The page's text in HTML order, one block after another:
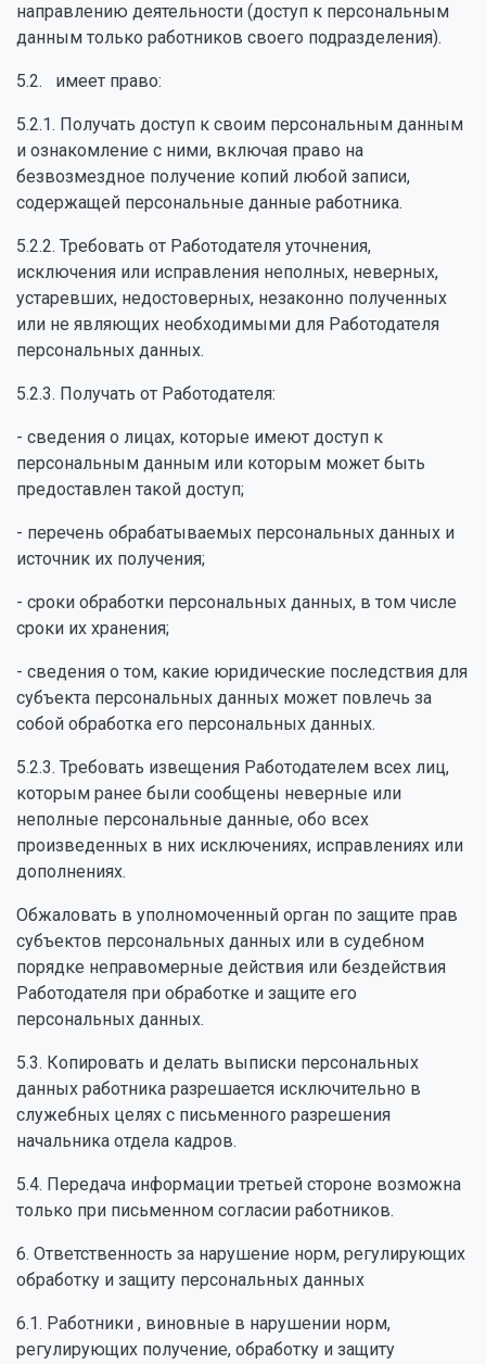
направлению деятельности (доступ к персональным
данным только работников своего подразделения).
5.2. имеет право:
5.2.1. Получать доступ к своим персональным данным
и ознакомление с ними, включая право на
безвозмездное получение копий любой записи,
содержащей персональные данные работника.
5.2.2. Требовать от Работодателя уточнения,
исключения или исправления неполных, неверных,
устаревших, недостоверных, незаконно полученных
или не являющих необходимыми для Работодателя
персональных данных.
5.2.3. Получать от Работодателя:
- сведения о лицах, которые имеют доступ к
персональным данным или которым может быть
предоставлен такой доступ;
- перечень обрабатываемых персональных данных и
источник их получения;
- сроки обработки персональных данных, в том числе
сроки их хранения;
- сведения о том, какие юридические последствия для
субъекта персональных данных может повлечь за
собой обработка его персональных данных.
5.2.3. Требовать извещения Работодателем всех лиц,
которым ранее были сообщены неверные или
неполные персональные данные, обо всех
произведенных в них исключениях, исправлениях или
дополнениях.
Обжаловать в уполномоченный орган по защите прав
субъектов персональных данных или в судебном
порядке неправомерные действия или бездействия
Работодателя при обработке и защите его
персональных данных.
5.3. Копировать и делать выписки персональных
данных работника разрешается исключительно в
служебных целях с письменного разрешения
начальника отдела кадров.
5.4. Передача информации третьей стороне возможна
только при письменном согласии работников.
6. Ответственность за нарушение норм, регулирующих
обработку и защиту персональных данных
6.1. Работники , виновные в нарушении норм,
регулирующих получение, обработку и защиту